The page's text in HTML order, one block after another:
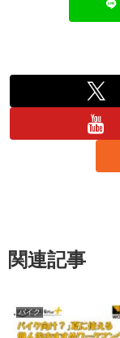
関連記事
バイク